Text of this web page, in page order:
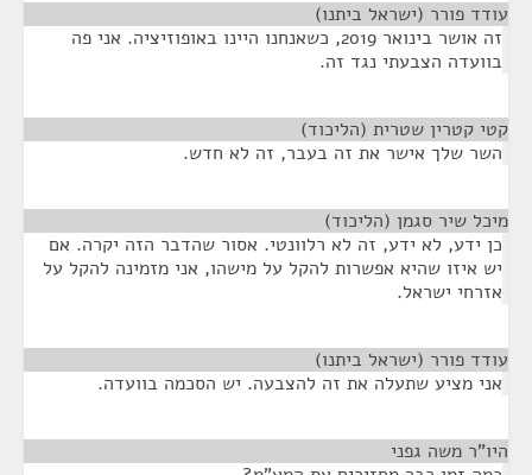
עודד פורר (ישראל ביתנו)
זה אושר בינואר 2019, כשאנחנו היינו באופוזיציה. אני פה
בוועדה הצבעתי נגד זה.
קטי קטרין שטרית (הליכוד)
השר שלך אישר את זה בעבר, זה לא חדש.
מיכל שיר סגמן (הליכוד)
כן ידע, לא ידע, זה לא רלוונטי. אסור שהדבר הזה יקרה. אם
יש איזו שהיא אפשרות להקל על מישהו, אני מזמינה להקל על
אזרחי ישראל.
עודד פורר (ישראל ביתנו)
אני מציע שתעלה את זה להצבעה. יש הסכמה בוועדה.
היו"ר משה גפני